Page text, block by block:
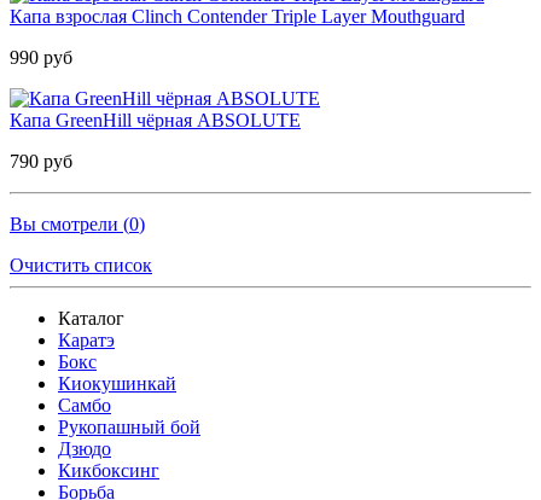
Капа взрослая Clinch Contender Triple Layer Mouthguard
990 руб
Капа GreenHill чёрная ABSOLUTE
790 руб
Вы смотрели (0)
Очистить список
Каталог
Каратэ
Бокс
Киокушинкай
Самбо
Рукопашный бой
Дзюдо
Кикбоксинг
Борьба